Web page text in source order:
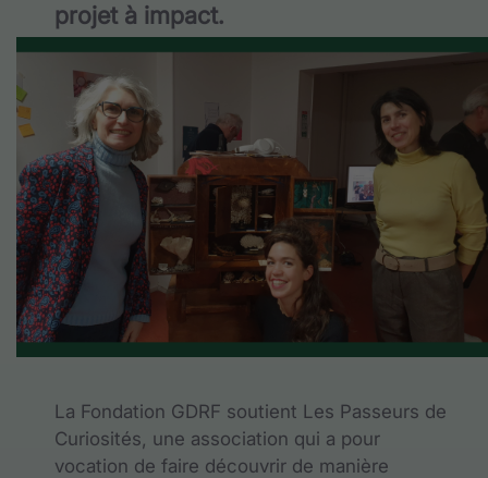
projet à impact.
La Fondation GDRF soutient Les Passeurs de
Curiosités, une association qui a pour
vocation de faire découvrir de manière